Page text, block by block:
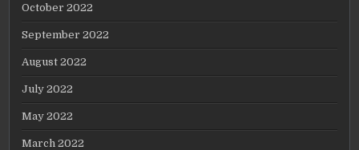
October 2022
September 2022
August 2022
July 2022
May 2022
March 2022